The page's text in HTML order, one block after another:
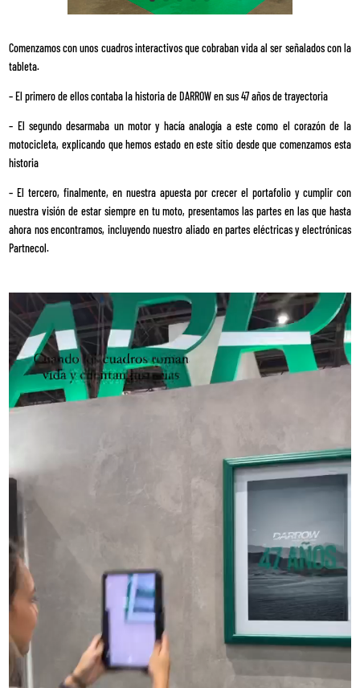
Comenzamos con unos cuadros interactivos que cobraban vida al ser señalados con la
tableta.
– El primero de ellos contaba la historia de DARROW en sus 47 años de trayectoria
– El segundo desarmaba un motor y hacía analogía a este como el corazón de la
motocicleta, explicando que hemos estado en este sitio desde que comenzamos esta
historia
– El tercero, finalmente, en nuestra apuesta por crecer el portafolio y cumplir con
nuestra visión de estar siempre en tu moto, presentamos las partes en las que hasta
ahora nos encontramos, incluyendo nuestro aliado en partes eléctricas y electrónicas
Partnecol.